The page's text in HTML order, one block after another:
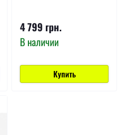
4 799 грн.
В наличии
Купить